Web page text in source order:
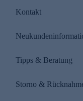
Kontakt
Tipps & Beratung
Storno &